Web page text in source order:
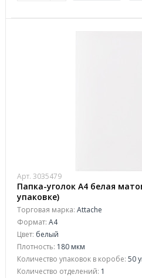
Арт. 3035479
Папка-уголок A4 белая
упаковке)
Торговая марка: Attache
Формат: A4
Цвет: белый
Плотность: 180 мкм
Количество упаковок в коробе: 50
Количество отделений: 1